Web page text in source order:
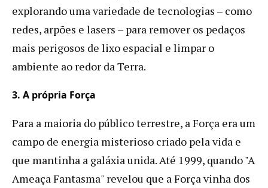
explorando uma variedade de tecnologias – como
redes, arpões e lasers – para remover os pedaços
mais perigosos de lixo espacial e limpar o
ambiente ao redor da Terra.
3. A própria Força
Para a maioria do público terrestre, a Força era um
campo de energia misterioso criado pela vida e
que mantinha a galáxia unida. Até 1999, quando "A
Ameaça Fantasma" revelou que a Força vinha dos